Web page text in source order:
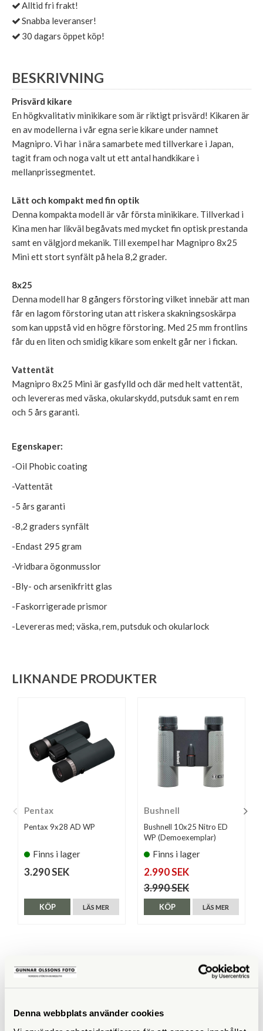
Denna webbplats använder cookies
Alltid fri frakt!
Snabba leveranser!
30 dagars öppet köp!
BESKRIVNING
Prisvärd kikare
En högkvalitativ minikikare som är riktigt prisvärd! Kikaren är
en av modellerna i vår egna serie kikare under namnet
Magnipro. Vi har i nära samarbete med tillverkare i Japan,
tagit fram och noga valt ut ett antal handkikare i
mellanprissegmentet.
Lätt och kompakt med fin optik
Denna kompakta modell är vår första minikikare. Tillverkad i
Kina men har likväl begåvats med mycket fin optisk prestanda
samt en välgjord mekanik. Till exempel har Magnipro 8x25
Mini ett stort synfält på hela 8,2 grader.
8x25
Denna modell har 8 gångers förstoring vilket innebär att man
får en lagom förstoring utan att riskera skakningsoskärpa
som kan uppstå vid en högre förstoring. Med 25 mm frontlins
får du en liten och smidig kikare som enkelt går ner i fickan.
Vattentät
Magnipro 8x25 Mini är gasfylld och där med helt vattentät,
och levereras med väska, okularskydd, putsduk samt en rem
och 5 års garanti.
Egenskaper:
-Oil Phobic coating
-Vattentät
-5 års garanti
-8,2 graders synfält
-Endast 295 gram
-Vridbara ögonmusslor
-Bly- och arsenikfritt glas
-Faskorrigerade prismor
-Levereras med; väska, rem, putsduk och okularlock
LIKNANDE PRODUKTER
Pentax
Pentax 9x28 AD WP
Finns i lager
3.290 SEK
LÄS MER
KÖP
Bushnell
Bushnell 10x25 Nitro ED
WP (Demoexemplar)
Finns i lager
2.990 SEK
3.990 SEK
LÄS MER
KÖP
SPECIFIKATIONER
Förstoring